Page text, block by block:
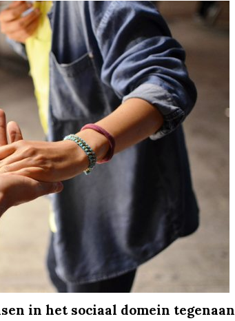
in het sociaal domein tegenaan